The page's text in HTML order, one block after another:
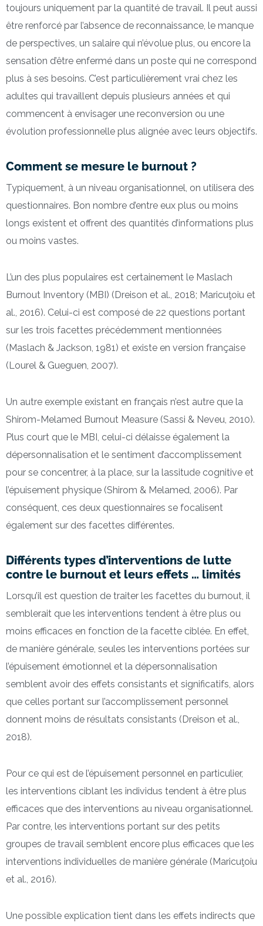
toujours uniquement par la quantité de travail. Il peut aussi
être renforcé par l’absence de reconnaissance, le manque
de perspectives, un salaire qui n’évolue plus, ou encore la
sensation d’être enfermé dans un poste qui ne correspond
plus à ses besoins. C’est particulièrement vrai chez les
adultes qui travaillent depuis plusieurs années et qui
commencent à envisager une reconversion ou une
évolution professionnelle plus alignée avec leurs objectifs.
Comment se mesure le burnout ?
Typiquement, à un niveau organisationnel, on utilisera des
questionnaires. Bon nombre d’entre eux plus ou moins
longs existent et offrent des quantités d’informations plus
ou moins vastes.
L’un des plus populaires est certainement le Maslach
Burnout Inventory (MBI) (Dreison et al., 2018; Maricuţoiu et
al., 2016). Celui-ci est composé de 22 questions portant
sur les trois facettes précédemment mentionnées
(Maslach & Jackson, 1981) et existe en version française
(Lourel & Gueguen, 2007).
Un autre exemple existant en français n’est autre que la
Shirom-Melamed Burnout Measure (Sassi & Neveu, 2010).
Plus court que le MBI, celui-ci délaisse également la
dépersonnalisation et le sentiment d’accomplissement
pour se concentrer, à la place, sur la lassitude cognitive et
l’épuisement physique (Shirom & Melamed, 2006). Par
conséquent, ces deux questionnaires se focalisent
également sur des facettes différentes.
Différents types d’interventions de lutte
contre le burnout et leurs effets … limités
Lorsqu’il est question de traiter les facettes du burnout, il
semblerait que les interventions tendent à être plus ou
moins efficaces en fonction de la facette ciblée. En effet,
de manière générale, seules les interventions portées sur
l’épuisement émotionnel et la dépersonnalisation
semblent avoir des effets consistants et significatifs, alors
que celles portant sur l’accomplissement personnel
donnent moins de résultats consistants (Dreison et al.,
2018).
Pour ce qui est de l’épuisement personnel en particulier,
les interventions ciblant les individus tendent à être plus
efficaces que des interventions au niveau organisationnel.
Par contre, les interventions portant sur des petits
groupes de travail semblent encore plus efficaces que les
interventions individuelles de manière générale (Maricuţoiu
et al., 2016).
Une possible explication tient dans les effets indirects que